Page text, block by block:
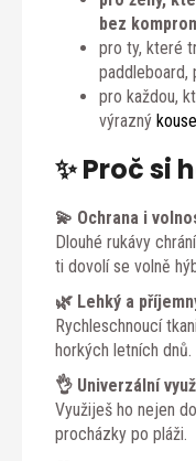
bez
pro ty, které
paddleboard,
pro každou,
výrazný
✨ Proč si
💫 Ochrana i
Dlouhé rukávy
ti dovolí se volně
🌿 Lehký a
Rychleschnoucí
horkých letních dnů.
👌 Univerzální
Využiješ ho nejen
procházky po pláži.